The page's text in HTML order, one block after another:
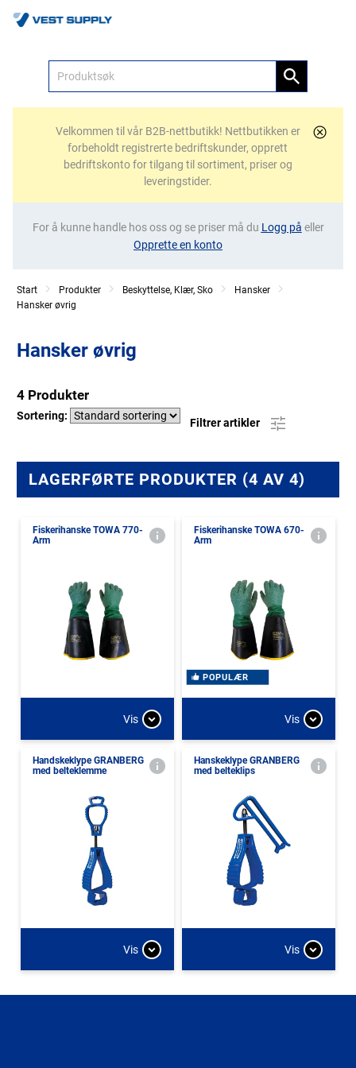
Velkommen til vår B2B-nettbutikk! Nettbutikken er
forbeholdt registrerte bedriftskunder, opprett
bedriftskonto for tilgang til sortiment, priser og
leveringstider.
For å kunne handle hos oss og se priser må du Logg på eller
Opprette en konto
Start Produkter Beskyttelse, Klær, Sko
Hansker
Hansker øvrig
Hansker øvrig
4 Produkter
Sortering:
Filtrer artikler
LAGERFØRTE PRODUKTER (4 AV 4)
Fiskerihanske TOWA 770-
Arm
Vis
Fiskerihanske TOWA 670-
Arm
POPULÆR
Vis
Handskeklype GRANBERG
med belteklemme
Vis
Hanskeklype GRANBERG
med belteklips
Vis